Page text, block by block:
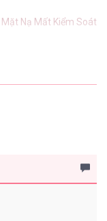
Mặt Nạ Mất Kiểm Soát